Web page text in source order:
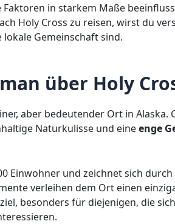
in starkem Maße
Holy Cross zu reisen, wirst du
Gemeinschaft sind.
über Holy
aber bedeutender Ort in Alaska.
Naturkulisse und eineenge
Einwohner und zeichnet sich
verleihen dem Ort einen
besonders für diejenigen, die